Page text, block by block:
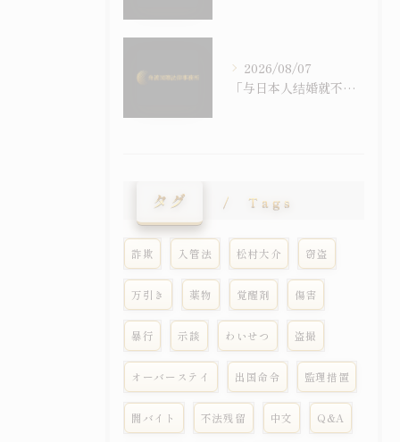
2026/08/07
「与日本人结婚就不会被强制遣返」之误解｜配偶在留资格与退去强制事由之关系
タグ Tags
詐欺 入管法 松村大介 窃盗
万引き 薬物 覚醒剤 傷害
暴行 示談 わいせつ 盗撮
オーバーステイ 出国命令 監理措置
闇バイト 不法残留 中文 Q&A